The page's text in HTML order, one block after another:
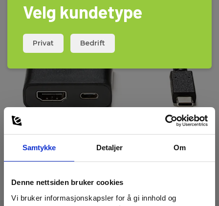
Samtykke Detaljer Om
Denne nettsiden bruker cookies
Vi bruker informasjonskapsler for å gi innhold og
Velg kundetype
Privat Bedrift